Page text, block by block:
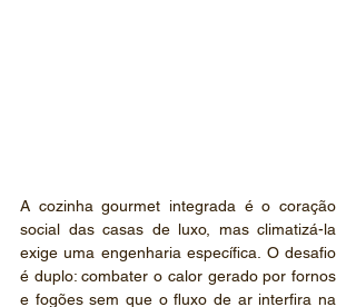
A cozinha gourmet integrada é o coração
social das casas de luxo, mas climatizá-la
exige uma engenharia específica. O desafio
é duplo: combater o calor gerado por fornos
e fogões sem que o fluxo de ar interfira na